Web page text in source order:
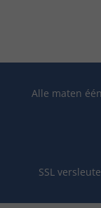
Alle maten
SSL